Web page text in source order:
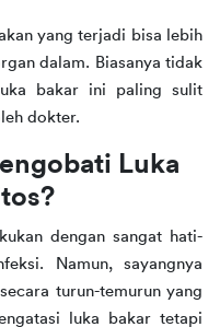
yang terjadi bisa lebih
dalam. Biasanya tidak
bakar ini paling sulit
dokter.
Luka
dengan sangat hati-
Namun, sayangnya
turun-temurun yang
luka bakar tetapi